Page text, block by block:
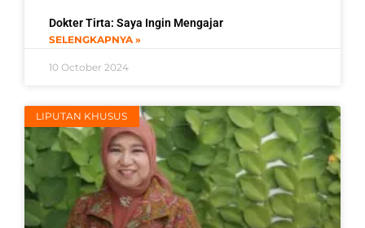
Dokter Tirta: Saya Ingin Mengajar
SELENGKAPNYA »
10 October 2024
LIPUTAN KHUSUS